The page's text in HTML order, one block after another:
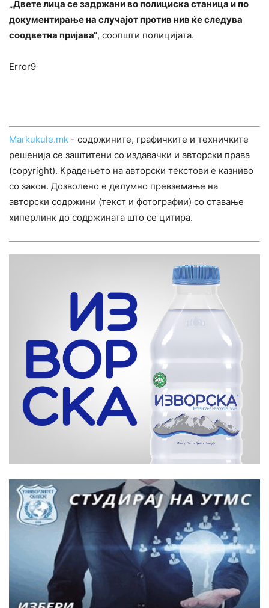
„Двете лица се задржани во полициска станица и по
документирање на случајот против нив ќе следува
соодветна пријава“, соопшти полицијата.
Error9
Markukule.mk - содржините, графичките и техничките
решенија се заштитени со издавачки и авторски права
(copyright). Крадењето на авторски текстови е казниво
со закон. Дозволено е делумно превземање на
авторски содржини (текст и фотографии) со ставање
хиперлинк до содржината што се цитира.